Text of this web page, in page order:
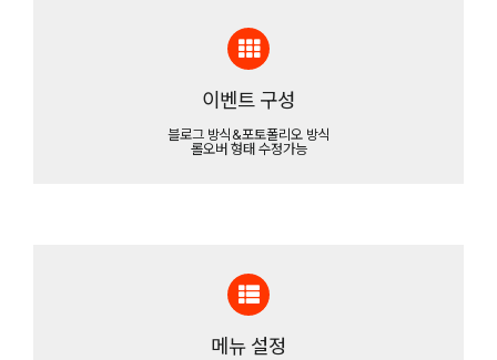
이벤트 구성
블로그 방식&포토폴리오 방식
롤오버 형태 수정가능
메뉴 설정